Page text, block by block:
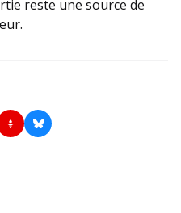
reste une source de